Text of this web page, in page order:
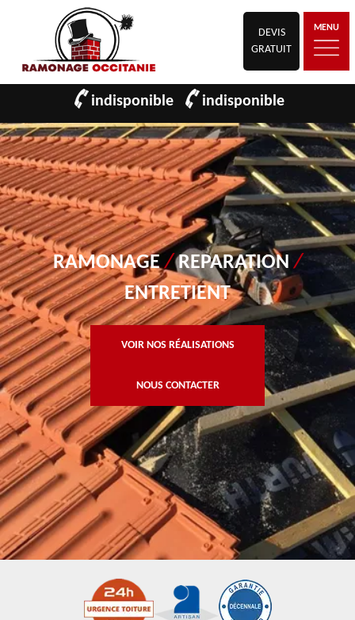
DEVIS
GRATUIT
MENU
indisponible indisponible
RAMONAGE/REPARATION/
ENTRETIENT
VOIR NOS RÉALISATIONS
NOUS CONTACTER